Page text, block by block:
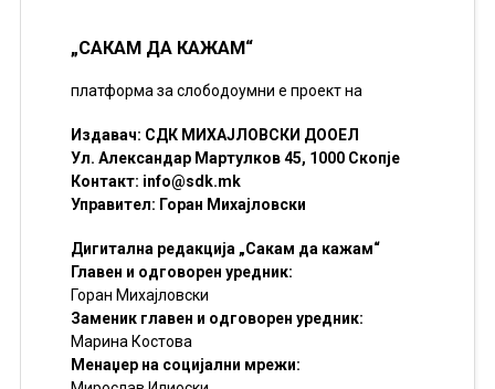
„САКАМ ДА КАЖАМ“
платформа за слободоумни е проект на
Издавач: СДК МИХАЈЛОВСКИ ДООЕЛ
Ул. Александар Мартулков 45, 1000 Скопје
Контакт: info@sdk.mk
Управител: Горан Михајловски
Дигитална редакција „Сакам да кажам“
Главен и одговорен уредник:
Горан Михајловски
Заменик главен и одговорен уредник:
Марина Костова
Менаџер на социјални мрежи: